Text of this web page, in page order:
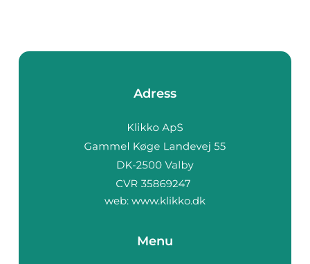
Adress
web: www.klikko.dk
Menu